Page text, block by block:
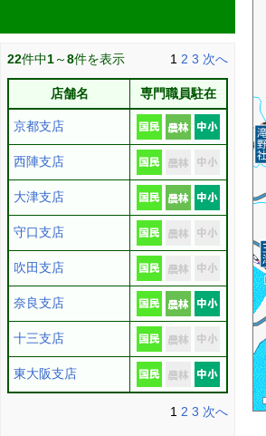
22件中1～8件を表示 1 2 3 次へ
店舗名 専門職員駐在
京都支店
西陣支店
大津支店
守口支店
吹田支店
奈良支店
十三支店
東大阪支店
1 2 3 次へ